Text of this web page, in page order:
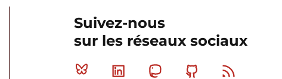
Suivez-nous
sur les réseaux sociaux
Bluesky Linkedin MastodonGithub